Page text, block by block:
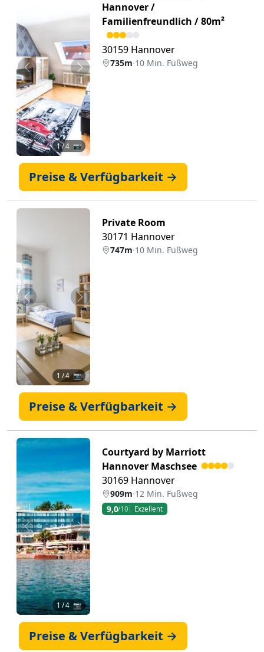
Zurück Weiter
1/ 4 📷
Hannover /
Familienfreundlich / 80m²
30159 Hannover
735m·10 Min. Fußweg
Preise & Verfügbarkeit →
Zurück Weiter
1 / 4 📷
Private Room
30171 Hannover
747m·10 Min. Fußweg
Preise & Verfügbarkeit →
Zurück Weiter
1 / 4 📷
Courtyard by Marriott
Hannover Maschsee
30169 Hannover
909m·12 Min. Fußweg
9,0/10 Exzellent
Preise & Verfügbarkeit →